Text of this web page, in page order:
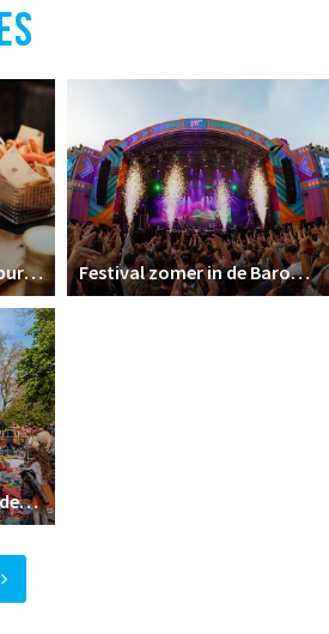
Hier eet je de lekkerste burgers van de Baronie! Festival zomer in de Baronie van Breda 2026!
Vrijmarkten in Breda tijdens Koningsdag 2026!